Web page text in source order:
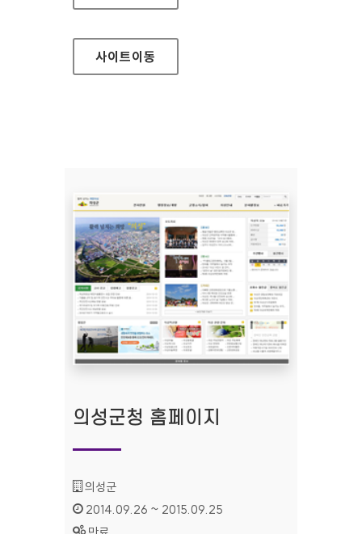
사이트이동
의성군청 홈페이지
기관명 :
의성군
인증기간 :
2014.09.26 ~ 2015.09.25